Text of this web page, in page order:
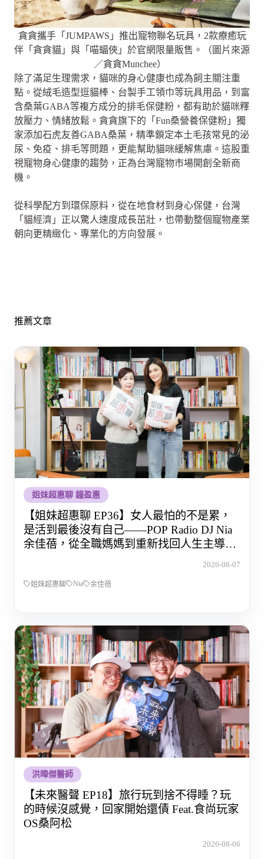
貪貪攜手「JUMPAWS」推出寵物聯名玩具，2款療癒玩
伴「貪貪貓」與「喵蝠俠」於官網限量販售。（圖片來源
／貪貪Munchee）
除了滿足生理需求，貓咪的身心健康也成為飼主關注重
點。從絨毛造型逗貓棒、台製手工領巾等玩具用品，到富
含桑葉GABA等複方成分的排毛保健粉，都有助於貓咪釋
放壓力、情緒放鬆。貪貪旗下的「Fun桑營養保健粉」獨
家添加石虎友善GABA桑葉，精準鎖定本土毛孩常見的泌
尿、免疫、排毛等問題，更能幫助貓咪緩解焦慮。這股重
視寵物身心健康的趨勢，正為台灣寵物市場開創全新商
機。
從科學配方到環保原料，從在地食材到身心保健，台灣
「貓經濟」正以驚人速度成長茁壯，也帶動整個寵物產業
朝向更精緻化、專業化的方向發展。
推薦文章
姐妹超惠聊 鐘盈惠
【姐妹超惠聊 EP36】女人最怕的不是累，
是活到最後沒有自己——POP Radio DJ Nia
余佳蓓，從全職媽媽到重新找回人生主導權
2026-08-07
姐妹超惠聊 Nia 余佳蓓
洪暐傑醫師
【未來醫聲 EP18】旅行玩到捨不得睡？玩
的時候沒感覺，回家開始還債 Feat.食尚玩家
OS桑阿松
2026-08-06